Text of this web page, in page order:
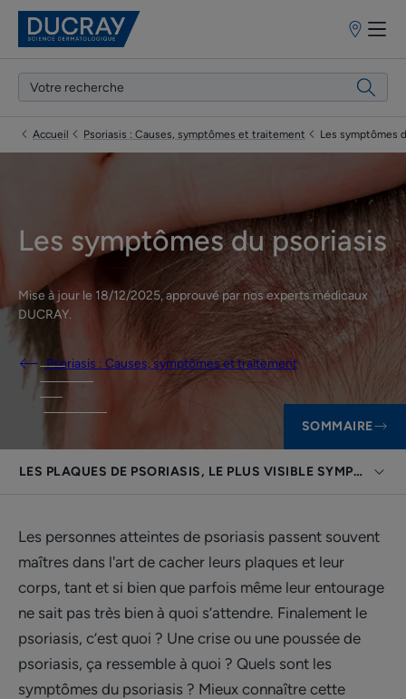
Points
vente
Accueil Psoriasis : Causes, symptômes et traitement Les symptômes
Les symptômes du psoriasis
Mise à jour le 18/12/2025, approuvé par nos experts médicaux
DUCRAY.
Psoriasis : Causes, symptômes et traitement
SOMMAIRE
LES PLAQUES DE PSORIASIS, LE PLUS VISIBLE SYMPTÔME
Les personnes atteintes de psoriasis passent souvent
maîtres dans l'art de cacher leurs plaques et leur
corps, tant et si bien que parfois même leur entourage
ne sait pas très bien à quoi s’attendre. Finalement le
psoriasis, c’est quoi ? Une crise ou une poussée de
psoriasis, ça ressemble à quoi ? Quels sont les
symptômes du psoriasis ? Mieux connaître cette